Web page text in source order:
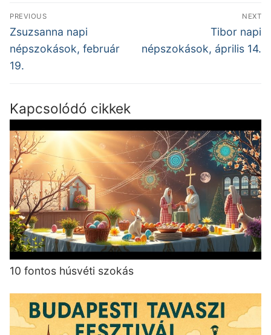
Bejegyzés
navigáció
PREVIOUS
Previous
post:
Zsuzsanna napi
népszokások, február
19.
NEXT
Next
post:
Tibor napi
népszokások, április 14.
Kapcsolódó cikkek
10 fontos húsvéti szokás